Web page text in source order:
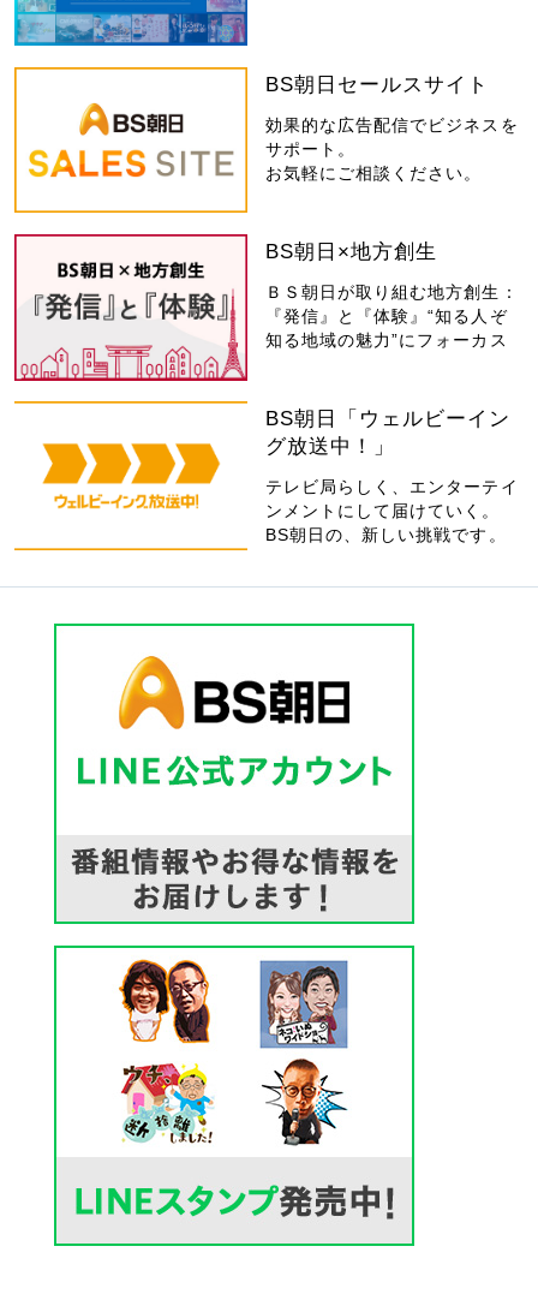
BS朝日セールスサイト
効果的な広告配信でビジネスを
サポート。
お気軽にご相談ください。
BS朝日×地方創生
ＢＳ朝日が取り組む地方創生：
『発信』と『体験』“知る人ぞ
知る地域の魅力”にフォーカス
BS朝日「ウェルビーイン
グ放送中！」
テレビ局らしく、エンターテイ
ンメントにして届けていく。
BS朝日の、新しい挑戦です。